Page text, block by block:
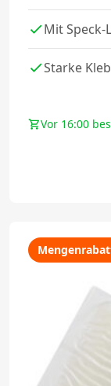
Mit
Starke
Vor 16:00